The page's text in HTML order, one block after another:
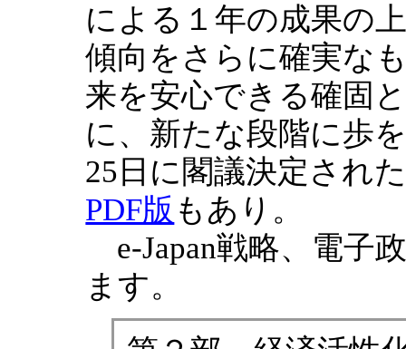
による１年の成果の
傾向をさらに確実な
来を安心できる確固
に、新たな段階に歩
25日に閣議決定され
PDF版 もあり。
e-Japan戦略、電子
ます。